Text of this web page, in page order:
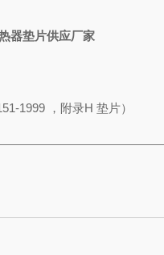
器垫片供应厂家
1999 ，附录H垫片）